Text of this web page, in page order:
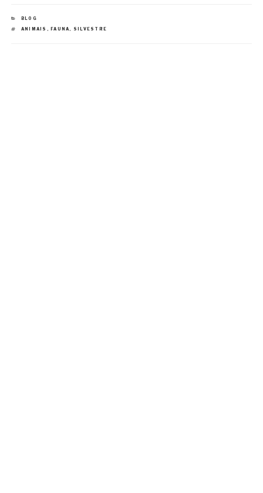
CATEGORIAS
BLOG
TAGS
ANIMAIS , FAUNA, SILVESTRE